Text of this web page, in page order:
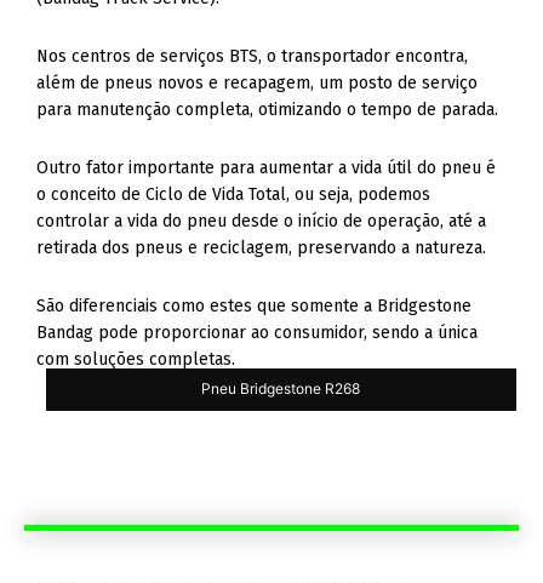
Nos centros de serviços BTS, o transportador encontra,
além de pneus novos e recapagem, um posto de serviço
para manutenção completa, otimizando o tempo de parada.
Outro fator importante para aumentar a vida útil do pneu é
o conceito de Ciclo de Vida Total, ou seja, podemos
controlar a vida do pneu desde o início de operação, até a
retirada dos pneus e reciclagem, preservando a natureza.
São diferenciais como estes que somente a Bridgestone
Bandag pode proporcionar ao consumidor, sendo a única
com soluções completas.
Pneu Bridgestone R268